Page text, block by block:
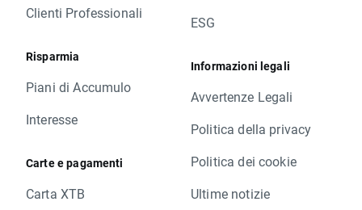
Clienti Professionali
Risparmia
Piani di Accumulo
Interesse
Carte e pagamenti
Carta XTB
ESG
Informazioni legali
Avvertenze Legali
Politica della privacy
Politica dei cookie
Ultime notizie